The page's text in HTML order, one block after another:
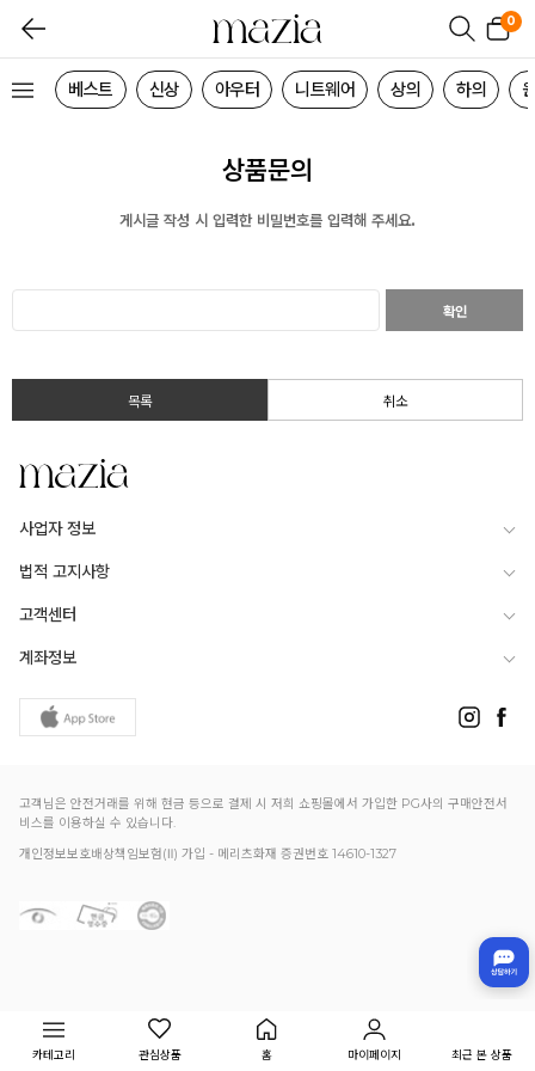
0
베스트 신상 아우터 니트웨어 상의 하의
카테고리 관심상품 홈 마이페이지 최근 본 상품
상품문의
게시글 작성 시 입력한 비밀번호를 입력해 주세요.
확인
목록 취소
사업자 정보
법적 고지사항
고객센터
계좌정보
고객님은 안전거래를 위해 현금 등으로 결제 시 저희 쇼핑몰에서 가입한 PG사의 구매안전서
비스를 이용하실 수 있습니다.
개인정보보호배상책임보험(Ⅱ) 가입 - 메리츠화재 증권번호 14610-1327